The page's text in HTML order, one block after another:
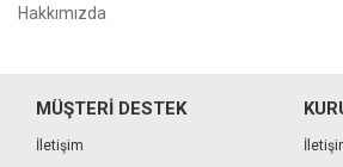
Hakkımızda
MÜŞTERİ DESTEK
İletişim